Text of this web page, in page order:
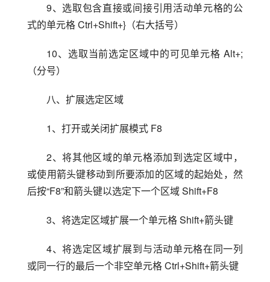
9、选取包含直接或间接引用活动单元格的公
式的单元格 Ctrl+Shift+}（右大括号）
10、选取当前选定区域中的可见单元格 Alt+;
（分号）
八、扩展选定区域
1、打开或关闭扩展模式 F8
2、将其他区域的单元格添加到选定区域中，
或使用箭头键移动到所要添加的区域的起始处，然
后按“F8”和箭头键以选定下一个区域 Shift+F8
3、将选定区域扩展一个单元格 Shift+箭头键
4、将选定区域扩展到与活动单元格在同一列
或同一行的最后一个非空单元格 Ctrl+Shift+箭头键